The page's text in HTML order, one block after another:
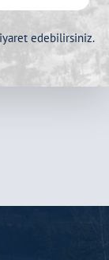
edebilirsiniz.